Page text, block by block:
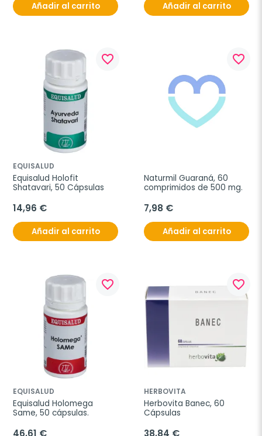
Añadir al carrito Añadir al carrito
favorite_border
EQUISALUD
Equisalud Holofit
Shatavari, 50 Cápsulas
14,96 €
Añadir al carrito
favorite_border
Naturmil Guaraná, 60
comprimidos de 500 mg.
7,98 €
Añadir al carrito
favorite_border
EQUISALUD
Equisalud Holomega
Same, 50 cápsulas.
favorite_border
HERBOVITA
Herbovita Banec, 60
Cápsulas